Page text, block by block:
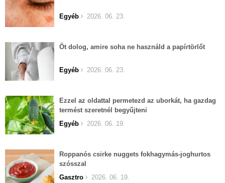
Egyéb 2026. 06. 23.
Öt dolog, amire soha ne használd a papírtörlőt
Egyéb 2026. 06. 23.
Ezzel az oldattal permetezd az uborkát, ha gazdag
termést szeretnél begyűjteni
Egyéb
2026. 06. 19.
Roppanós csirke nuggets fokhagymás-joghurtos
szósszal
Gasztro
2026. 06. 19.